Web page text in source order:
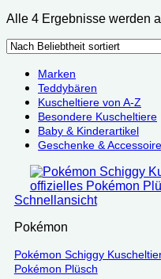
Alle 4 Ergebnisse werden
Marken
Teddybären
Kuscheltiere von A-Z
Besondere Kuscheltiere
Baby & Kinderartikel
Geschenke &
Schnellansicht
Pokémon
Pokémon Schiggy
Pokémon Plüsch